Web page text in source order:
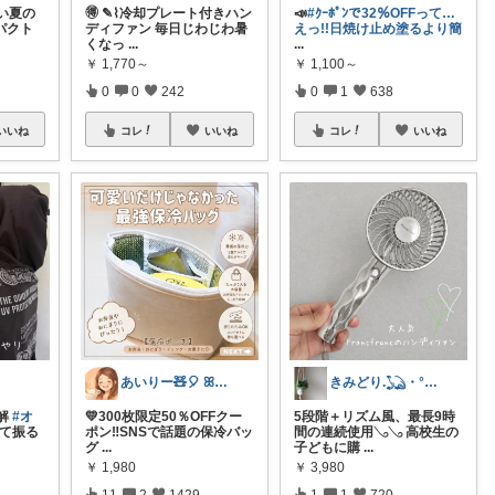
夏の
クト
いね
#オ
振る
🉐 ✎⌇冷却プレート付きハン
ディファン 毎日じわじわ暑
くなっ ...
￥ 1,770～
0 0 242
コレ いいね
あいりー🧸🎈 ꕤ毎日を快適にꕤ
💛300枚限定50％OFFクー
ポン‼️SNSで話題の保冷バッ
グ ...
￥ 1,980
📣#ｸｰﾎﾟﾝで32％OFFって…
えっ!!日焼け止め塗るより簡
...
￥ 1,100～
0 1 638
コレ いいね
きみどり.𓆏・°いつも感謝です
5段階＋リズム風、最長9時
間の連続使用𓂅𓂅 高校生の
子どもに購 ...
￥ 3,980